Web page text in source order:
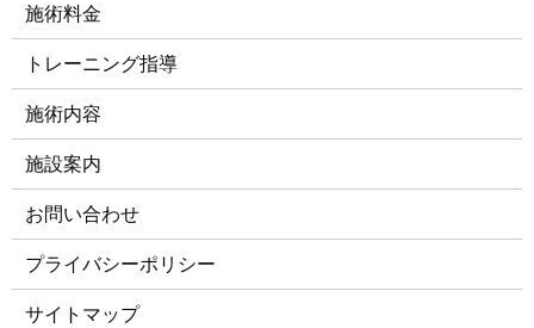
施術料金
トレーニング指導
施術内容
施設案内
お問い合わせ
プライバシーポリシー
サイトマップ